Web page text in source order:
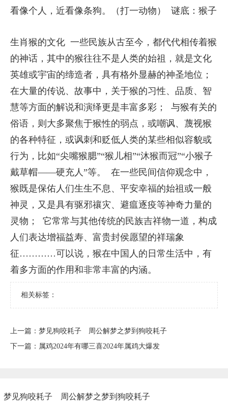
看像个人，近看像条狗。（打一动物） 谜底：猴子
生肖猴的文化 一些民族从古至今，都代代相传着猴
的神话，其中的猴往往不是人类的始祖，就是文化
英雄或宇宙的缔造者，具有格外显赫的神圣地位；
在大量的传说、故事中，关于猴的习性、品质、智
慧等方面的解说和演绎更是丰富多彩； 与猴有关的
俗语，则大多聚焦于猴性的弱点，或嘲讽、蔑视猴
的各种特征，或讽刺和贬低人类的某些相似容貌或
行为，比如“尖嘴猴腮”“猴儿相”“沐猴而冠”“小猴子
戴草帽——硬充人”等。 在一些民间信仰观念中，
猴既是保佑人们生生不息、平安幸福的始祖或一般
神灵，又是具有驱邪禳灾、避瘟逐疫等神奇力量的
灵物； 它常常与其他传统的民族吉祥物一道，构成
人们表达增福益寿、富贵封侯愿望的祥瑞象
征…………可以说，猴在中国人的日常生活中，有
着多方面的作用和非常丰富的内涵。
相关标签：
上一篇： ​梦见狗咬耗子 周公解梦之梦到狗咬耗子
下一篇： ​属鸡2024年有哪三喜2024年属鸡大爆发
​梦见狗咬耗子 周公解梦之梦到狗咬耗子